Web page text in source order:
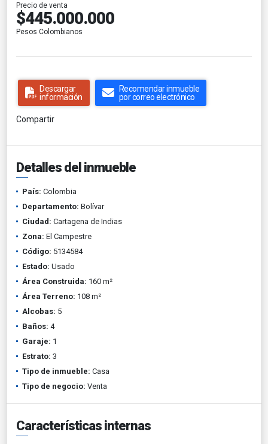
Precio de venta
$445.000.000
Pesos Colombianos
Descargar
información
Recomendar inmueble
por correo electrónico
Compartir
Detalles del inmueble
País: Colombia
Departamento: Bolívar
Ciudad: Cartagena de Indias
Zona: El Campestre
Código: 5134584
Estado: Usado
Área Construida: 160 m²
Área Terreno: 108 m²
Alcobas: 5
Baños: 4
Garaje: 1
Estrato: 3
Tipo de inmueble: Casa
Tipo de negocio: Venta
Características internas